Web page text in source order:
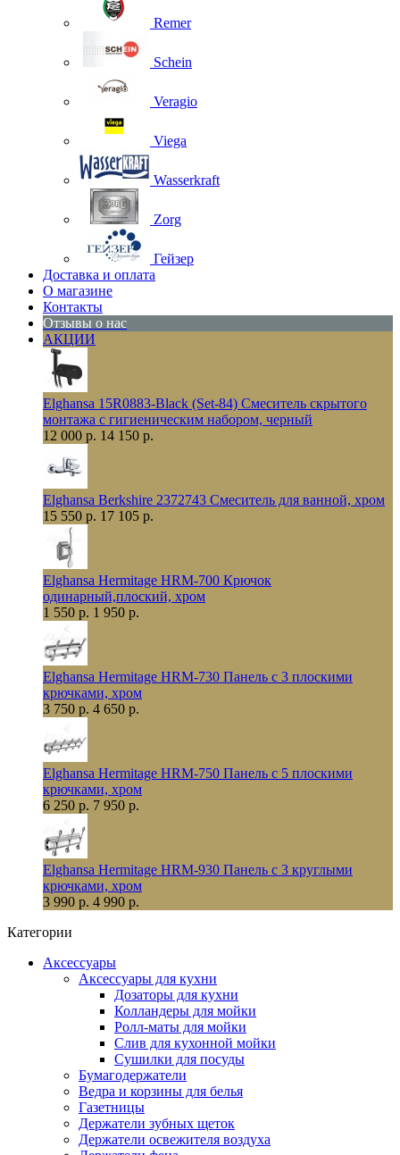
Remer
Schein
Veragio
Viega
Wasserkraft
Zorg
Гейзер
Доставка и оплата
О магазине
Контакты
Отзывы о нас
АКЦИИ
Elghansa 15R0883-Black (Set-84) Смеситель скрытого
монтажа с гигиеническим набором, черный
12 000 р. 14 150 р.
Elghansa Berkshire 2372743 Смеситель для ванной, хром
15 550 р. 17 105 р.
Elghansa Hermitage HRM-700 Крючок
одинарный,плоский, хром
1 550 р. 1 950 р.
Elghansa Hermitage HRM-730 Панель с 3 плоскими
крючками, хром
3 750 р. 4 650 р.
Elghansa Hermitage HRM-750 Панель с 5 плоскими
крючками, хром
6 250 р. 7 950 р.
Elghansa Hermitage HRM-930 Панель с 3 круглыми
крючками, хром
3 990 р. 4 990 р.
Категории
Аксессуары
Аксессуары для кухни
Дозаторы для кухни
Колландеры для мойки
Ролл-маты для мойки
Слив для кухонной мойки
Сушилки для посуды
Бумагодержатели
Ведра и корзины для белья
Газетницы
Держатели зубных щеток
Держатели освежителя воздуха